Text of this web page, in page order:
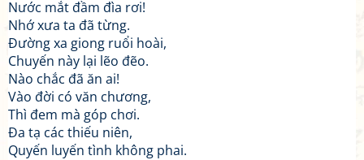
Nước mắt đầm đìa rơi!
Nhớ xưa ta đã từng.
Đường xa giong ruổi hoài,
Chuyến này lại lẽo đẽo.
Nào chắc đã ăn ai!
Vào đời có văn chương,
Thì đem mà góp chơi.
Đa tạ các thiếu niên,
Quyến luyến tình không phai.